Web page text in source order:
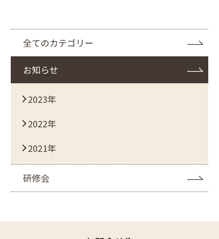
全てのカテゴリー
お知らせ
2023年
2022年
2021年
研修会